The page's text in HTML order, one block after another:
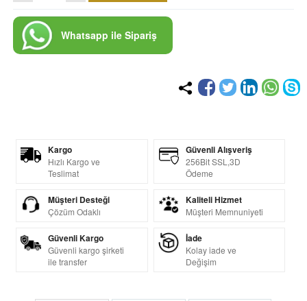
Whatsapp ile Sipariş
Kargo
Hızlı Kargo ve
Teslimat
Güvenli Alışveriş
256Bit SSL,3D
Ödeme
Müşteri Desteği
Çözüm Odaklı
Kaliteli Hizmet
Müşteri Memnuniyeti
Güvenli Kargo
Güvenli kargo şirketi
ile transfer
İade
Kolay iade ve
Değişim